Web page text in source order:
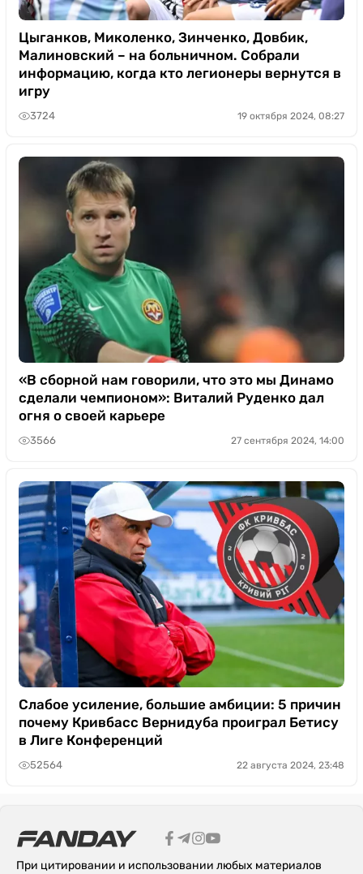
Цыганков, Миколенко, Зинченко, Довбик,
Малиновский – на больничном. Собрали
информацию, когда кто легионеры вернутся в
игру
3724 19 октября 2024, 08:27
«В сборной нам говорили, что это мы Динамо
сделали чемпионом»: Виталий Руденко дал
огня о своей карьере
3566 27 сентября 2024, 14:00
Слабое усиление, большие амбиции: 5 причин
почему Кривбасс Вернидуба проиграл Бетису
в Лиге Конференций
52564 22 августа 2024, 23:48
При цитировании и использовании любых материалов